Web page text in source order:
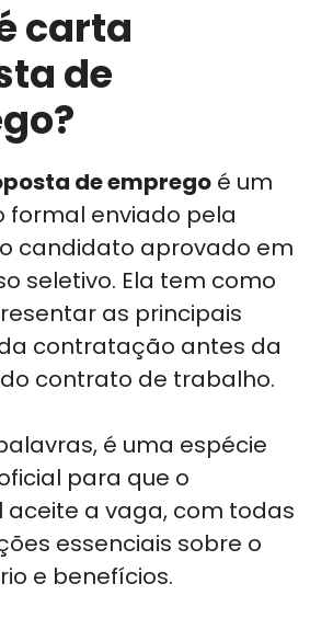
carta
de
de emprego é um
formal enviado pela
candidato aprovado em
seletivo. Ela tem como
as principais
contratação antes da
contrato de trabalho.
é uma espécie
para que o
aceite a vaga, com todas
essenciais sobre o
e benefícios.